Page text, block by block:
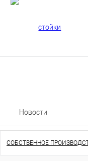
Новости
СОБСТВЕННОЕ